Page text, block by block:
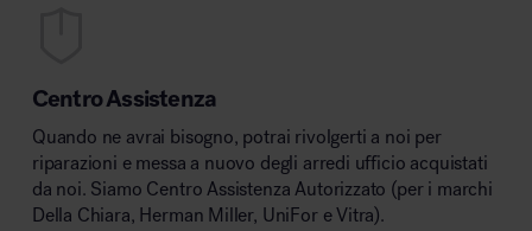
Centro Assistenza
Quando ne avrai bisogno, potrai rivolgerti a noi per
riparazioni e messa a nuovo degli arredi ufficio acquistati
da noi. Siamo Centro Assistenza Autorizzato (per i marchi
Della Chiara, Herman Miller, UniFor e Vitra).